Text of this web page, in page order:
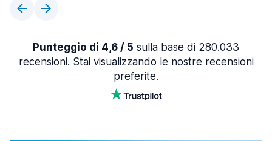
Punteggio di 4,6 / 5 sulla base di 280.033
recensioni. Stai visualizzando le nostre recensioni
preferite.